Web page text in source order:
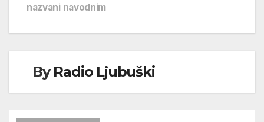
nazvani navodnim
ByRadio Ljubuški